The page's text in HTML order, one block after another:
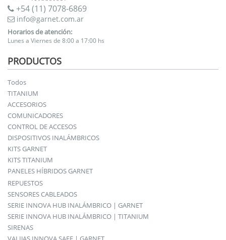
+54 (11) 7078-6869
info@garnet.com.ar
Horarios de atención:
Lunes a Viernes de 8:00 a 17:00 hs
PRODUCTOS
Todos
TITANIUM
ACCESORIOS
COMUNICADORES
CONTROL DE ACCESOS
DISPOSITIVOS INALÁMBRICOS
KITS GARNET
KITS TITANIUM
PANELES HÍBRIDOS GARNET
REPUESTOS
SENSORES CABLEADOS
SERIE INNOVA HUB INALÁMBRICO | GARNET
SERIE INNOVA HUB INALÁMBRICO | TITANIUM
SIRENAS